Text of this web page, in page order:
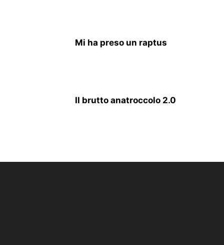
Mi ha preso un raptus
Il brutto anatroccolo 2.0